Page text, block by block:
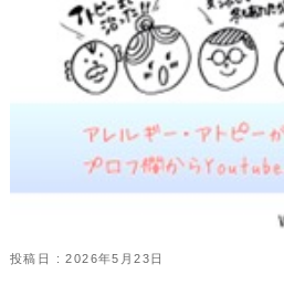
投稿日 : 2026年5月23日